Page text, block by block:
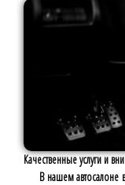
Качественные услуги и
В нашем автосалоне